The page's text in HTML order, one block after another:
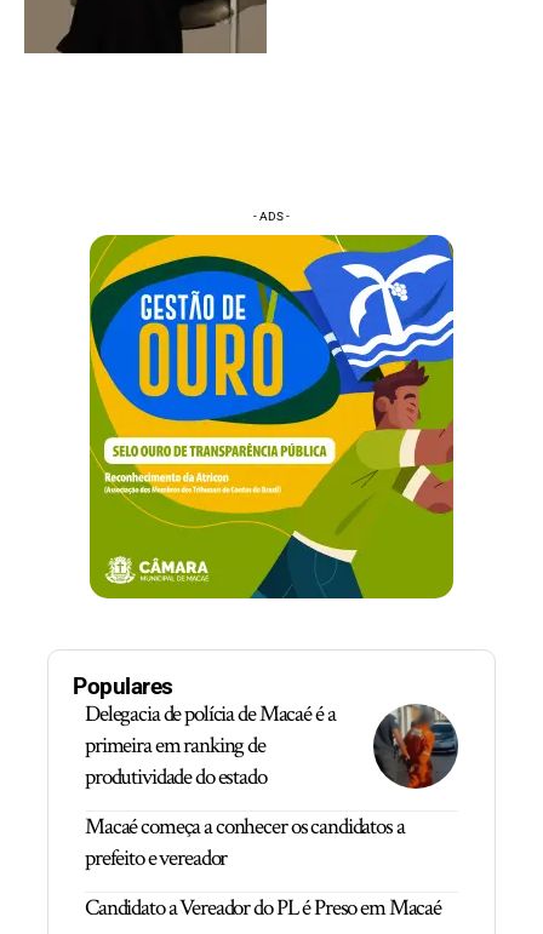
- ADS -
Populares
Delegacia de polícia de Macaé é a
primeira em ranking de
produtividade do estado
Macaé começa a conhecer os candidatos a
prefeito e vereador
Candidato a Vereador do PL é Preso em Macaé